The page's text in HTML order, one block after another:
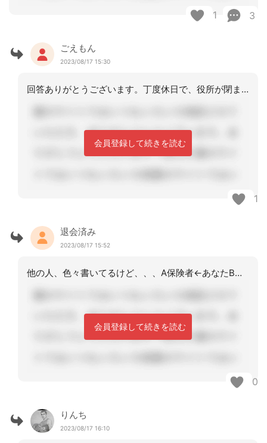
1 3
ごえもん
2023/08/17 15:30
回答ありがとうございます。丁度休日で、役所が閉まっている+サービスをどう組み立て
会員登録して続きを読む
1
退会済み
2023/08/17 15:52
他の人、色々書いてるけど、、、A保険者←あなたB保険者←別の居宅ケアマネであれば
会員登録して続きを読む
0
りんち
2023/08/17 16:10